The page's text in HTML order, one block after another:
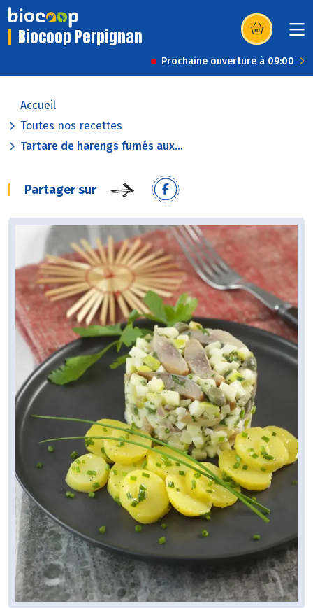
Biocoop Perpignan (s’ouvre dans
Prochaine ouverture à 09:00
Accueil
Toutes nos recettes
Tartare de harengs fumés aux...
Partager sur